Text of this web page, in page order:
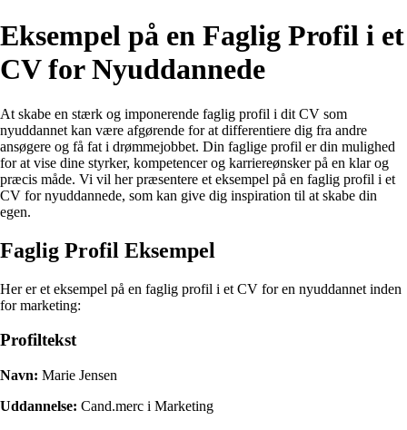
Eksempel på en Faglig Profil i et
CV for Nyuddannede
At skabe en stærk og imponerende faglig profil i dit CV som
nyuddannet kan være afgørende for at differentiere dig fra andre
ansøgere og få fat i drømmejobbet. Din faglige profil er din mulighed
for at vise dine styrker, kompetencer og karriereønsker på en klar og
præcis måde. Vi vil her præsentere et eksempel på en faglig profil i et
CV for nyuddannede, som kan give dig inspiration til at skabe din
egen.
Faglig Profil Eksempel
Her er et eksempel på en faglig profil i et CV for en nyuddannet inden
for marketing:
Profiltekst
Navn: Marie Jensen
Uddannelse: Cand.merc i Marketing